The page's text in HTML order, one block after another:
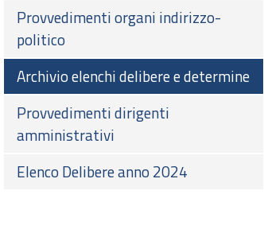
Provvedimenti organi indirizzo-
politico
Archivio elenchi delibere e determine
Provvedimenti dirigenti
amministrativi
Elenco Delibere anno 2024